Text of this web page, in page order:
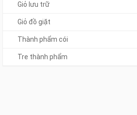
Giỏ lưu trữ
Giỏ đồ giặt
Thành phẩm cói
Tre thành phẩm